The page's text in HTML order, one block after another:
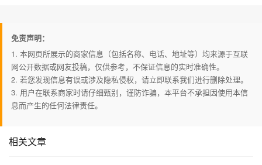
免责声明：
1. 本网页所展示的商家信息（包括名称、电话、地址等）均来源于互联
网公开数据或网友投稿，仅供参考，不保证信息的实时准确性。
2. 若您发现信息有误或涉及隐私侵权，请立即联系我们进行删除处理。
3. 用户在联系商家时请仔细甄别，谨防诈骗，本平台不承担因使用本信
息而产生的任何法律责任。
相关文章